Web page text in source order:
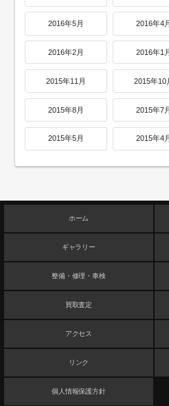
2016年5月 2016年4
2016年2月 2016年1
2015年11月 2015年10
2015年8月 2015年7
2015年5月 2015年4月
ホーム
ギャラリー
整備・修理・車検
買取査定
アクセス
リンク
個人情報保護方針